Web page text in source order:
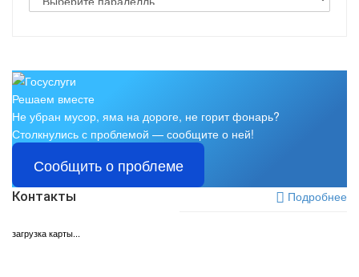
Решаем вместе
Не убран мусор, яма на дороге, не горит фонарь?
Столкнулись с проблемой — сообщите о ней!
Сообщить о проблеме
Контакты Подробнее
загрузка карты...